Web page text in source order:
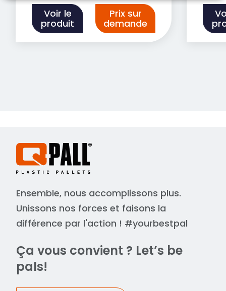
Voir le
produit
Prix sur
demande
Ensemble, nous accomplissons plus.
Unissons nos forces et faisons la
différence par l'action ! #yourbestpal
Ça vous convient ? Let’s be
pals!